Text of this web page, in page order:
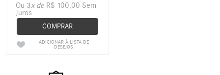
Ou 3x de R$ 100,00 Sem
Juros
COMPRAR
ADICIONAR À LISTA DE
DESEJOS